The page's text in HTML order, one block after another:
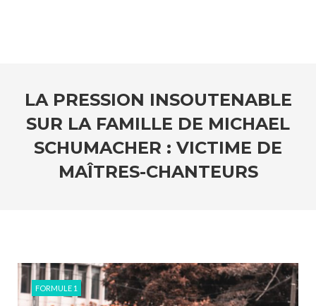
LA PRESSION INSOUTENABLE
SUR LA FAMILLE DE MICHAEL
SCHUMACHER : VICTIME DE
MAÎTRES-CHANTEURS
FORMULE 1